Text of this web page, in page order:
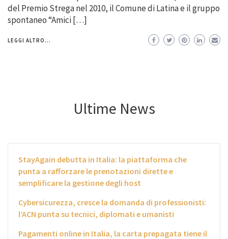
del Premio Strega nel 2010, il Comune di Latina e il gruppo
spontaneo “Amici […]
LEGGI ALTRO...
Ultime News
StayAgain debutta in Italia: la piattaforma che
punta a rafforzare le prenotazioni dirette e
semplificare la gestione degli host
Cybersicurezza, cresce la domanda di professionisti:
l’ACN punta su tecnici, diplomati e umanisti
Pagamenti online in Italia, la carta prepagata tiene il